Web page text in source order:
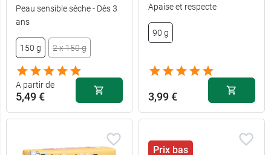
Peau sensible sèche - Dès 3
ans
150 g 2 x 150 g
A partir de
5,49 €
Apaise et respecte
90 g
3,99 €
Prix bas